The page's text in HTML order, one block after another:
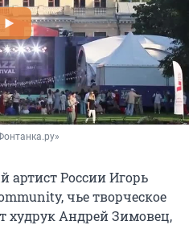
России Игорь
чье творческое
худрук Андрей Зимовец,